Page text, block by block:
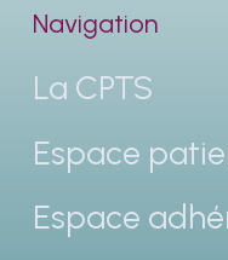
Navigation
La CPTS
Espace
Espace